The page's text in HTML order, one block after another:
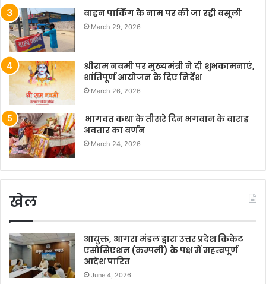
वाहन पार्किंग के नाम पर की जा रही वसूली
March 29, 2026
श्रीराम नवमी पर मुख्यमंत्री ने दी शुभकामनाएं,
शांतिपूर्ण आयोजन के दिए निर्देश
March 26, 2026
भागवत कथा के तीसरे दिन भगवान के वाराह
अवतार का वर्णन
March 24, 2026
खेल
आयुक्त, आगरा मंडल द्वारा उत्तर प्रदेश क्रिकेट
एसोसिएशन (कम्पनी) के पक्ष में महत्वपूर्ण
आदेश पारित
June 4, 2026